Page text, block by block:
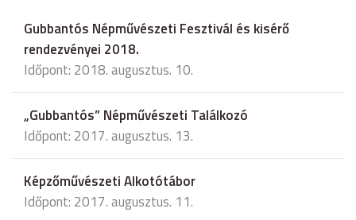
Gubbantós Népművészeti Fesztivál és kisérő
rendezvényei 2018.
Időpont: 2018. augusztus. 10.
„Gubbantós” Népművészeti Találkozó
Időpont: 2017. augusztus. 13.
Képzőművészeti Alkotótábor
Időpont: 2017. augusztus. 11.